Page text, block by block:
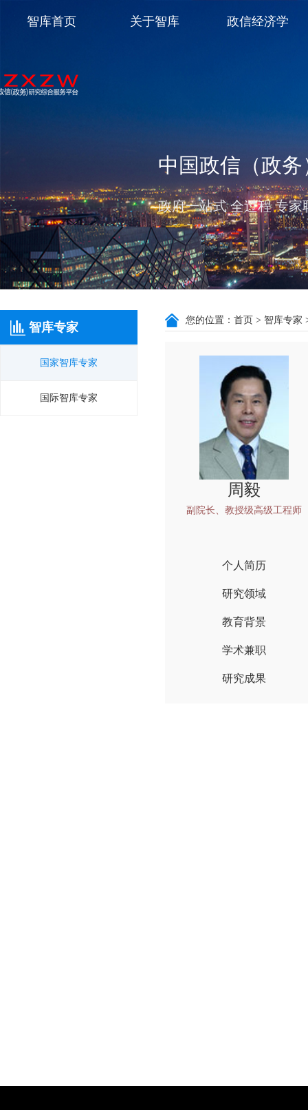
中国政信（政
政府一站式 全过程 专
智库首页 关于智库 政信经济学
智库专家
国家智库专家
国际智库专家
您的位置： 首页 > 智库专家
周毅
副院长、教授级高级工程师
个人简历
研究领域
教育背景
学术兼职
研究成果